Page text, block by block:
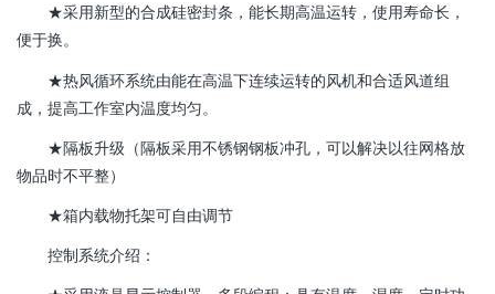
★采用新型的合成硅密封条，能长期高温运转，使用寿命长，
便于换。
★热风循环系统由能在高温下连续运转的风机和合适风道组
成，提高工作室内温度均匀。
★隔板升级（隔板采用不锈钢钢板冲孔，可以解决以往网格放
物品时不平整）
★箱内载物托架可自由调节
控制系统介绍：